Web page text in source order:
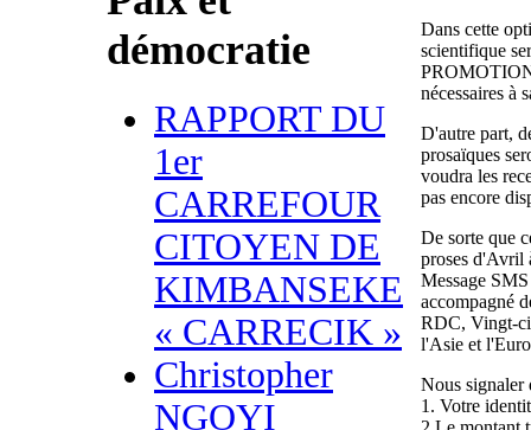
démocratie
RAPPORT DU
1er
CARREFOUR
CITOYEN DE
KIMBANSEKE
« CARRECIK »
Christopher
NGOYI
Dans cette
scientifique
nécessaires à
D'autre part,
prosaïques
voudra les
pas encore
De sorte que
proses d'Avril
Message
accompagné
RDC, Vingt-
l'Asie et
Nous
1. Votre